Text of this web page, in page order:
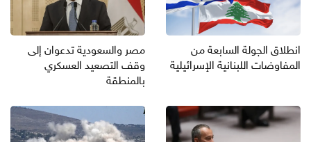
انطلاق الجولة السابعة من
المفاوضات اللبنانية الإسرائيلية
مصر والسعودية تدعوان إلى
وقف التصعيد العسكري
بالمنطقة